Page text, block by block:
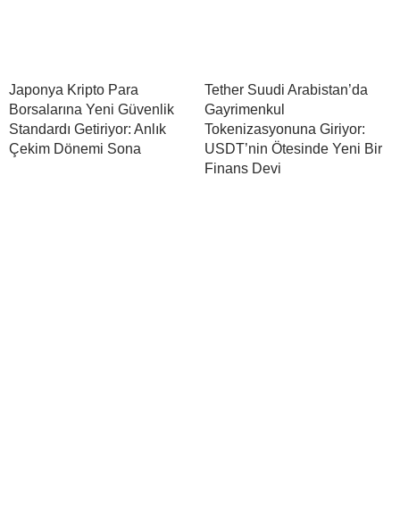
Japonya Kripto Para
Borsalarına Yeni Güvenlik
Standardı Getiriyor: Anlık
Çekim Dönemi Sona
Tether Suudi Arabistan’da
Gayrimenkul
Tokenizasyonuna Giriyor:
USDT’nin Ötesinde Yeni Bir
Finans Devi